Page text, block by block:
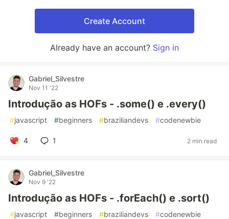
Create Account
Already have an account? Sign in
Gabriel_Silvestre
Nov 11 '22
Introdução as HOFs - .some() e .every()
#javascript #beginners #braziliandevs #codenewbie
4 1 2 min read
Gabriel_Silvestre
Nov 9 '22
Introdução as HOFs - .forEach() e .sort()
#javascript #beginners #braziliandevs #codenewbie